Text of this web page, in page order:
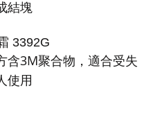
結塊
3392G
含3M聚合物，適合受失
使用